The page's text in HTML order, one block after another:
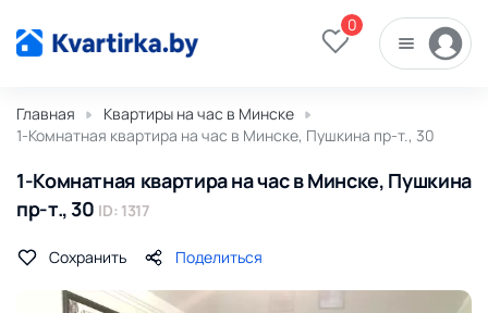
0
Главная
Квартиры на час в Минске
1-Комнатная квартира на час в Минске, Пушкина пр-т., 30
1-Комнатная квартира на час в Минске, Пушкина
пр-т., 30 ID: 1317
Сохранить Поделиться